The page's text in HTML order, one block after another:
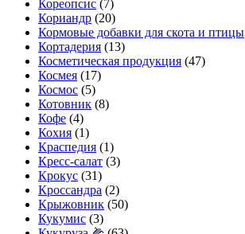
Кореопсис (7)
Кориандр (20)
Кормовые добавки для скота и птицы
Кортадерия (13)
Косметическая продукция (47)
Космея (17)
Космос (5)
Котовник (8)
Кофе (4)
Кохия (1)
Краспедия (1)
Кресс-салат (3)
Крокус (31)
Кроссандра (2)
Крыжовник (50)
Кукумис (3)